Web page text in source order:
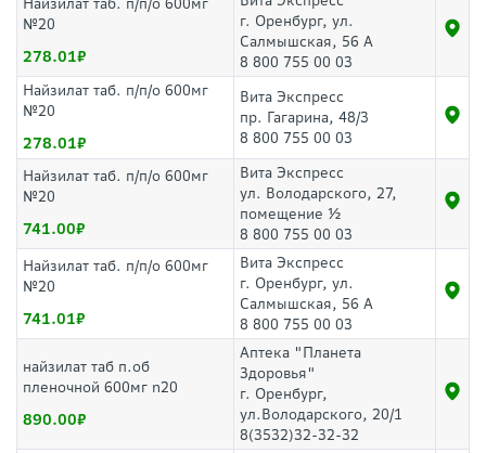
Найзилат таб. п/п/о 600мг
№20
278.01
г. Оренбург, ул.
Салмышская, 56 А
8 800 755 00 03
Найзилат таб. п/п/о 600мг
№20
278.01
Вита Экспресс
пр. Гагарина, 48/3
8 800 755 00 03
Найзилат таб. п/п/о 600мг
№20
741.00
Вита Экспресс
ул. Володарского, 27,
помещение ½
8 800 755 00 03
Найзилат таб. п/п/о 600мг
№20
741.01
Вита Экспресс
г. Оренбург, ул.
Салмышская, 56 А
8 800 755 00 03
найзилат таб п.об
пленочной 600мг n20
890.00
Аптека "Планета
Здоровья"
г. Оренбург,
ул.Володарского, 20/1
8(3532)32-32-32